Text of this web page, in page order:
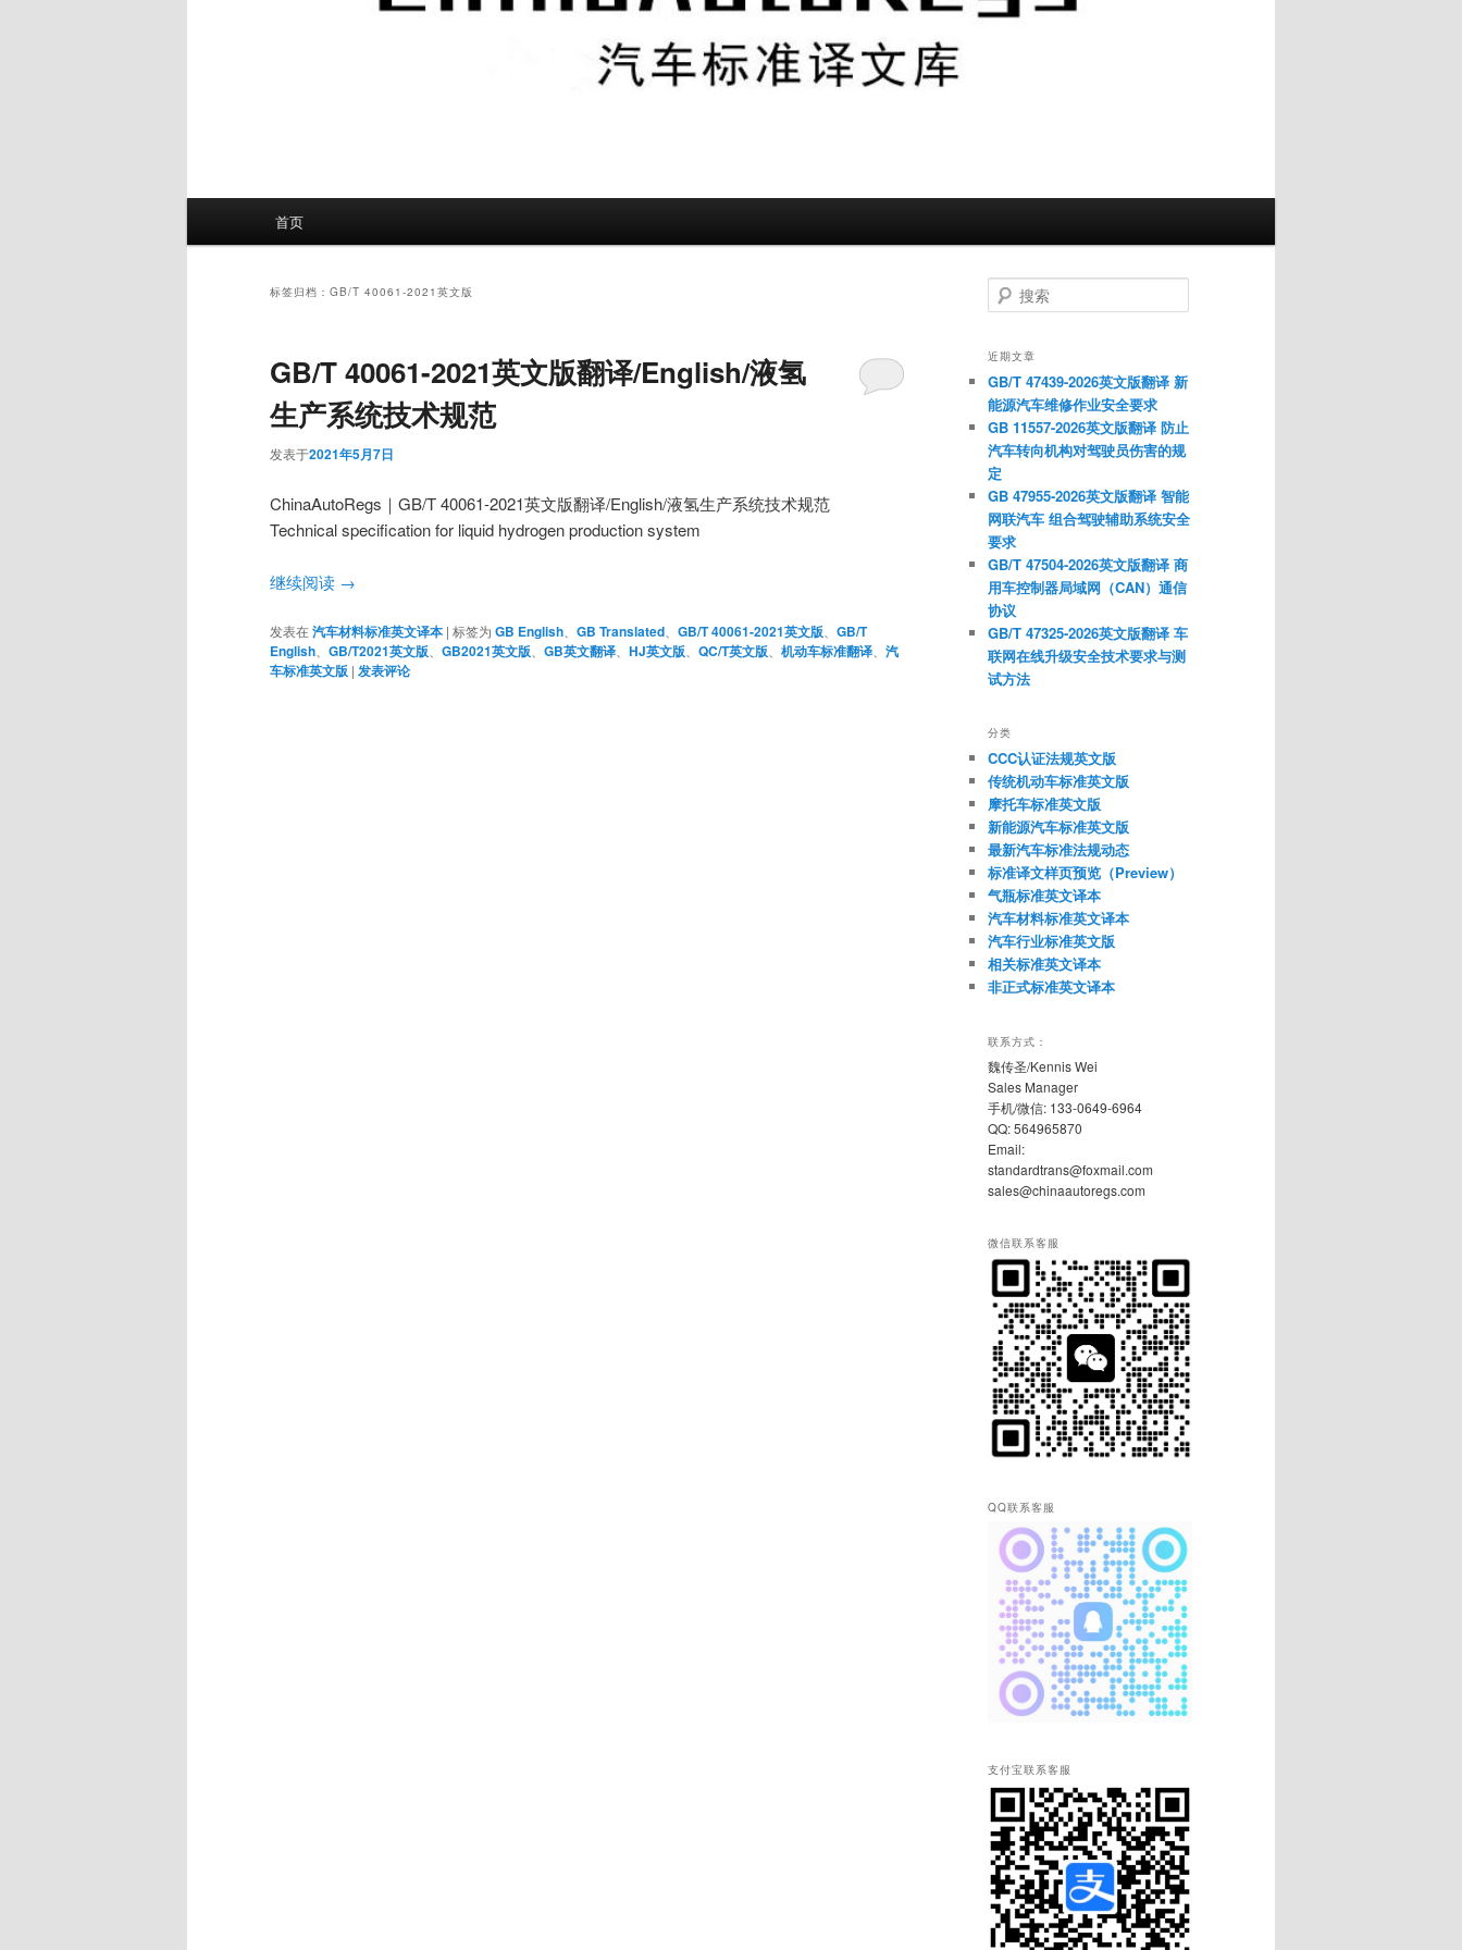
首页
标签归档： GB/T 40061-2021英文版
GB/T 40061-2021英文版翻译/English/液氢
生产系统技术规范
发表于2021年5月7日
ChinaAutoRegs｜GB/T 40061-2021英文版翻译/English/液氢生产系统技术规范
Technical specification for liquid hydrogen production system
继续阅读 →
发表在汽车材料标准英文译本 | 标签为 GB English GB Translated GB/T 40061-2021英文版
GB/T
English
GB/T2021英文版 GB2021英文版 GB英文翻译 HJ英文版 QC/T英文版 机动车标准翻译
汽
车标准英文版 | 发表评论
搜
索
近期文章
GB/T 47439-2026英文版翻译 新
能源汽车维修作业安全要求
GB 11557-2026英文版翻译 防止
汽车转向机构对驾驶员伤害的规
定
GB 47955-2026英文版翻译 智能
网联汽车 组合驾驶辅助系统安全
要求
GB/T 47504-2026英文版翻译 商
用车控制器局域网（CAN）通信
协议
GB/T 47325-2026英文版翻译 车
联网在线升级安全技术要求与测
试方法
分类
CCC认证法规英文版
传统机动车标准英文版
摩托车标准英文版
新能源汽车标准英文版
最新汽车标准法规动态
标准译文样页预览（Preview）
气瓶标准英文译本
汽车材料标准英文译本
汽车行业标准英文版
相关标准英文译本
非正式标准英文译本
联系方式：
魏传圣/Kennis Wei
Sales Manager
手机/微信: 133-0649-6964
QQ: 564965870
Email:
standardtrans@foxmail.com
sales@chinaautoregs.com
微信联系客服
QQ联系客服
支付宝联系客服